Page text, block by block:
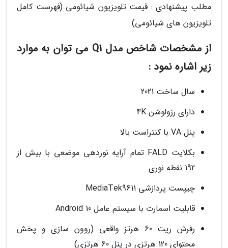
مطلب پیشنهادی : قیمت تلویزیون شیائومی (فهرست کامل
تلویزیون های شیائومی)
از مشخصات شاخص مدل Q1 می توان به موارد
زیر اشاره نمود :
سال ساخت 2021
دارای رزولوشن 4K
پنل VA با کنتراست بالا
بکلایت FALD تمام آرایه نوردهی موضعی با بیش از
192 نقطه نوری
چیپست پردازشی MediaTek9611
قابلیت اسمارت با سیستم عامل Android 10
رفرش ریت 60 هرتز واقعی (روون سازی و پخش
محتوای 120 هرتزی در پنل 60 هرتزی)